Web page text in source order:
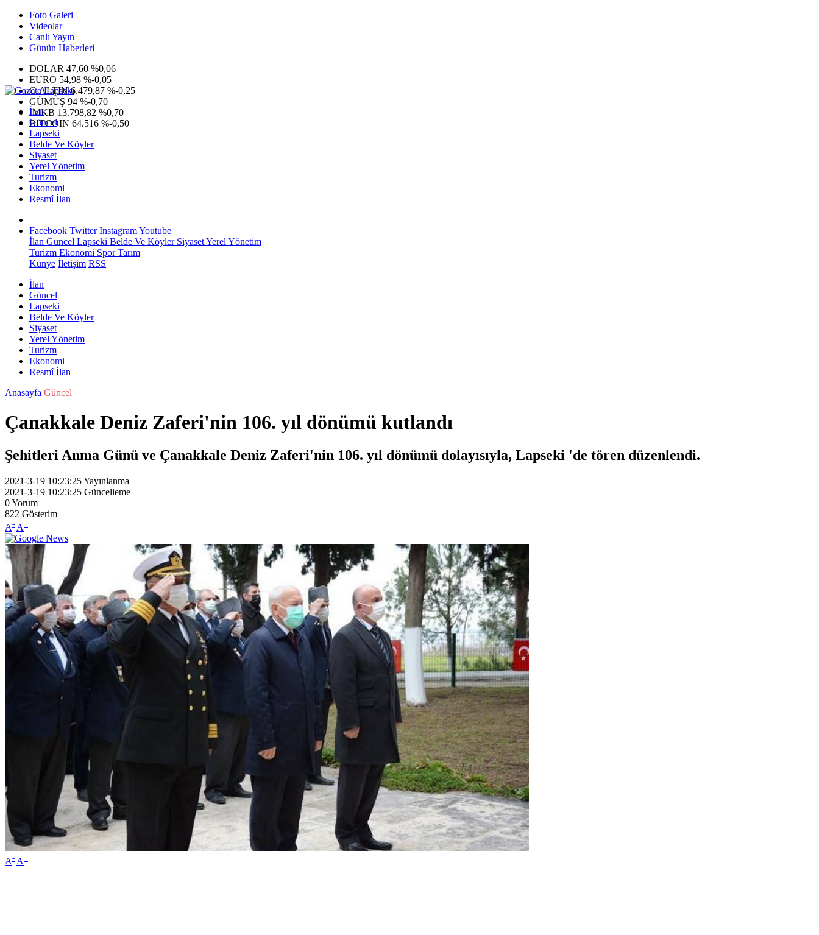
Foto Galeri
Videolar
Canlı Yayın
Günün Haberleri
DOLAR 47,60 %0,06
EURO 54,98 %-0,05
G.ALTIN6.479,87 %-0,25
GÜMÜŞ 94 %-0,70
IMKB 13.798,82 %0,70
BITCOIN 64.516 %-0,50
İlan
Güncel
Lapseki
Belde Ve Köyler
Siyaset
Yerel Yönetim
Turizm
Ekonomi
Resmî İlan
Facebook Twitter InstagramYoutube
İlan Güncel Lapseki Belde Ve KöylerSiyasetYerel Yönetim
Turizm Ekonomi SporTarım
Künye İletişim RSS
İlan
Güncel
Lapseki
Belde Ve Köyler
Siyaset
Yerel Yönetim
Turizm
Ekonomi
Resmî İlan
Anasayfa Güncel
Çanakkale Deniz Zaferi'nin 106. yıl dönümü kutlandı
Şehitleri Anma Günü ve Çanakkale Deniz Zaferi'nin 106. yıl dönümü dolayısıyla, Lapseki 'de tören düzenlendi.
2021-3-19 10:23:25Yayınlanma
2021-3-19 10:23:25 Güncelleme
0Yorum
822 Gösterim
A- A+
A- A+